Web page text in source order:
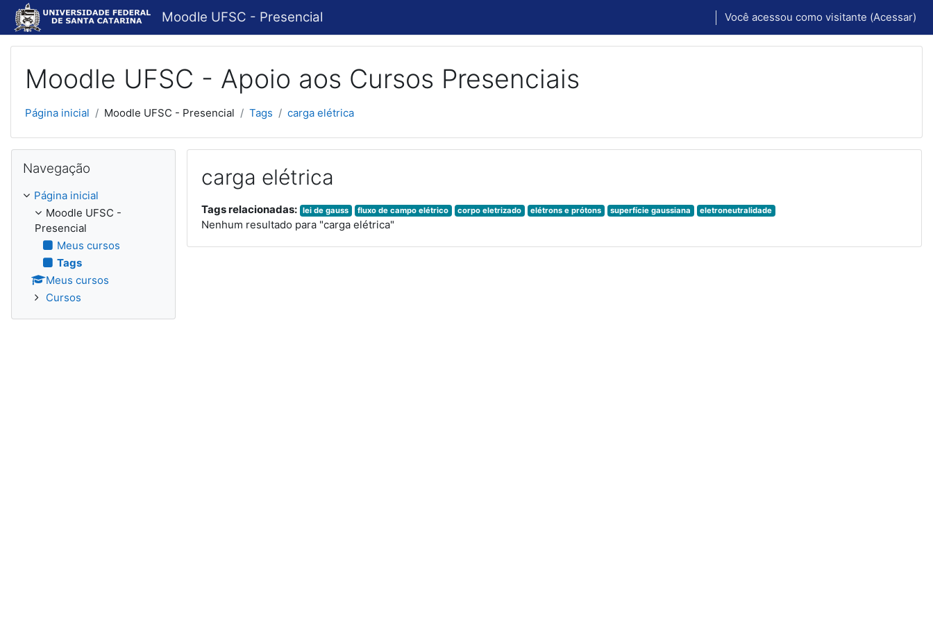
Ir para o conteúdo principal
Moodle UFSC - Presencial Você acessou como visitante (Acessar)
Moodle UFSC - Apoio aos Cursos Presenciais
Página inicial Moodle UFSC - Presencial Tags carga elétrica
carga elétrica
Tags relacionadas: lei de gauss fluxo de campo elétrico corpo eletrizado elétrons e prótons superfície gaussiana eletroneutralidade
Nenhum resultado para "carga elétrica"
Navegação
Página inicial
Moodle UFSC -
Presencial
Meus cursos
Tags
Meus cursos
Cursos